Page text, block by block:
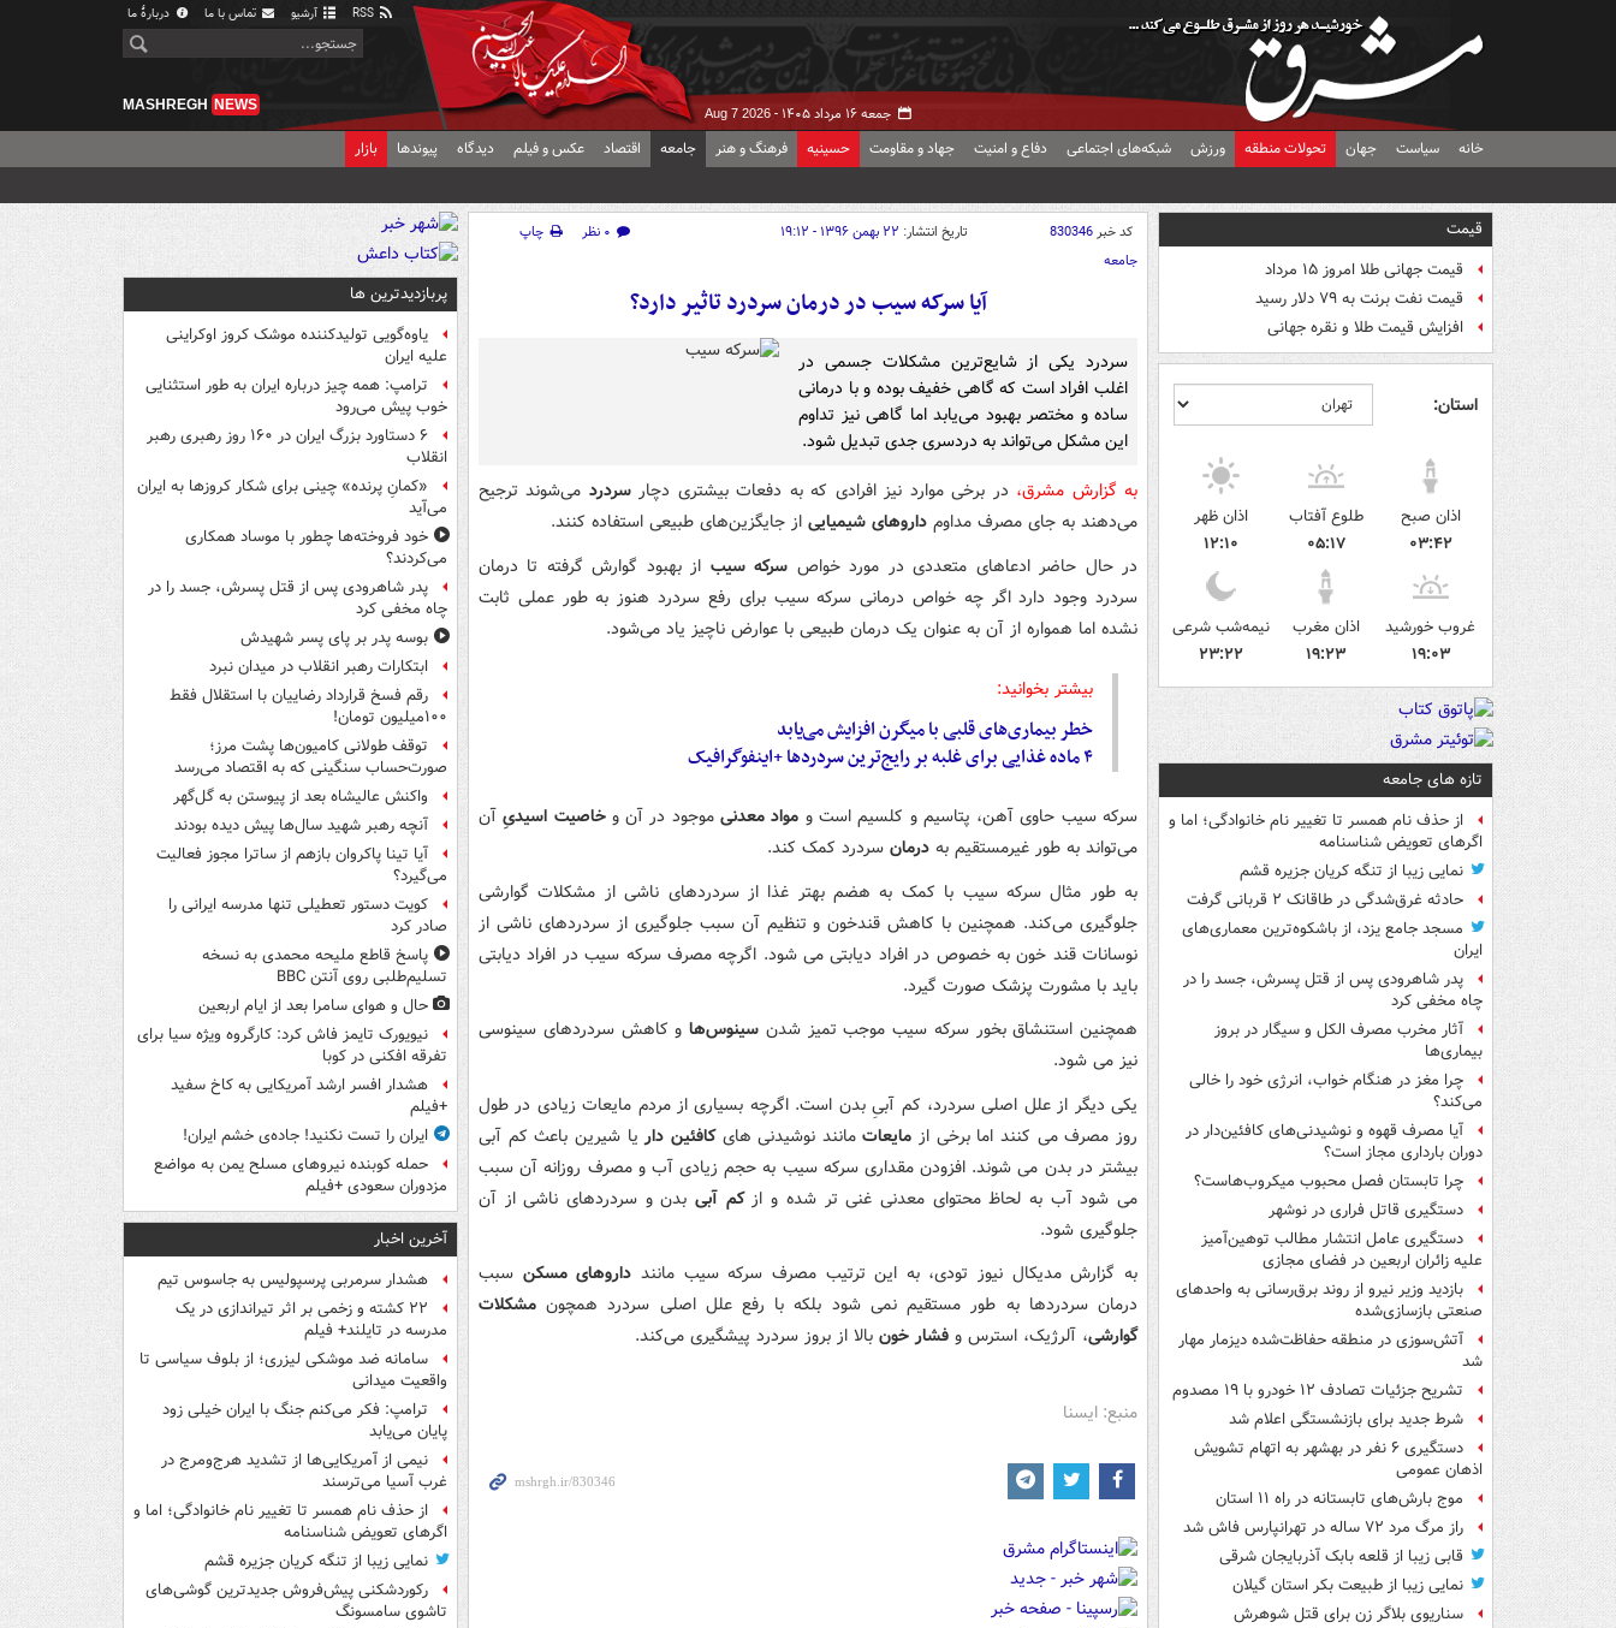
آرشیو تماس با ما دربارهٔ ما
جمعه ۱۶ مرداد ۱۴۰۵ - Aug 7 2026
MASHREGH NEWS
خانه سیاست جهان تحولات منطقه ورزش شبکه‌های اجتماعی دفاع و امنیت جهاد و مقاومت حسینیه فرهنگ و هنر جامعه اقتصاد عکس و فیلم دیدگاه پیوندها بازار
قیمت
قیمت جهانی طلا امروز ۱۵ مرداد
قیمت نفت برنت به ۷۹ دلار رسید
افزایش قیمت طلا و نقره جهانی
استان:
اذان صبح
۰۳:۴۲
طلوع آفتاب
۰۵:۱۷
اذان ظهر
۱۲:۱۰
غروب خورشید
۱۹:۰۳
اذان مغرب
۱۹:۲۳
نیمه‌شب شرعی
۲۳:۲۲
تازه های جامعه
از حذف نام همسر تا تغییر نام خانوادگی؛ اما و
اگرهای تعویض شناسنامه
نمایی زیبا از تنگه کریان جزیره قشم
حادثه غرق‌شدگی در طاقانک ۲ قربانی گرفت
مسجد جامع یزد، از باشکوه‌ترین معماری‌های
ایران
پدر شاهرودی پس از قتل پسرش، جسد را در
چاه مخفی کرد
آثار مخرب مصرف الکل و سیگار در بروز
بیماری‌ها
چرا مغز در هنگام خواب، انرژی خود را خالی
می‌کند؟
آیا مصرف قهوه و نوشیدنی‌های کافئین‌دار در
دوران بارداری مجاز است؟
چرا تابستان فصل محبوب میکروب‌هاست؟
دستگیری قاتل فراری در نوشهر
دستگیری عامل انتشار مطالب توهین‌آمیز
علیه زائران اربعین در فضای مجازی
بازدید وزیر نیرو از روند برق‌رسانی به واحدهای
صنعتی بازسازی‌شده
آتش‌سوزی در منطقه حفاظت‌شده دیزمار مهار
شد
تشریح جزئیات تصادف ۱۲ خودرو با ۱۹ مصدوم
شرط جدید برای بازنشستگی اعلام شد
دستگیری ۶ نفر در بهشهر به اتهام تشویش
اذهان عمومی
موج بارش‌های تابستانه در راه ۱۱ استان
راز مرگ مرد ۷۲ ساله در تهرانپارس فاش شد
قابی زیبا از قلعه بابک آذربایجان شرقی
نمایی زیبا از طبیعت بکر استان گیلان
سناریوی بلاگر زن برای قتل شوهرش
کد خبر830346 تاریخ انتشار: ۲۲ بهمن ۱۳۹۶ - ۱۹:۱۲ ۰ نظر
چاپ
جامعه
آیا سرکه سیب در درمان سردرد تاثیر دارد؟
سردرد یکی از شایع‌ترین مشکلات جسمی در
اغلب افراد است که گاهی خفیف بوده و با درمانی
ساده و مختصر بهبود می‌یابد اما گاهی نیز تداوم
این مشکل می‌تواند به دردسری جدی تبدیل شود.
به گزارش مشرق، در برخی موارد نیز افرادی که به دفعات بیشتری دچارسردرد می‌شوند ترجیح
می‌دهند به جای مصرف مداوم داروهای شیمیایی از جایگزین‌های طبیعی استفاده کنند.
در حال حاضر ادعاهای متعددی در مورد خواص سرکه سیب از بهبود گوارش گرفته تا درمان
سردرد وجود دارد اگر چه خواص درمانی سرکه سیب برای رفع سردرد هنوز به طور عملی ثابت
نشده اما همواره از آن به عنوان یک درمان طبیعی با عوارض ناچیز یاد می‌شود.
بیشتر بخوانید:
خطر بیماری‌های قلبی با میگرن افزایش می‌یابد
۴ ماده غذایی برای غلبه بر رایج‌ترین سردردها +اینفوگرافیک
سرکه سیب حاوی آهن، پتاسیم و کلسیم است و مواد معدنیموجود در آن وخاصیت اسیدیِآن
می‌تواند به طور غیرمستقیم به درمان سردرد کمک کند.
به طور مثال سرکه سیب با کمک به هضم بهتر غذا از سردردهای ناشی از مشکلات گوارشی
جلوگیری می‌کند. همچنین با کاهش قندخون و تنظیم آن سبب جلوگیری از سردردهای ناشی از
نوسانات قند خون به خصوص در افراد دیابتی می شود. اگرچه مصرف سرکه سیب در افراد دیابتی
باید با مشورت پزشک صورت گیرد.
همچنین استنشاق بخور سرکه سیب موجب تمیز شدن سینوس‌ها و کاهش سردردهای سینوسی
نیز می شود.
یکی دیگر از علل اصلی سردرد، کم آبیِ بدن است. اگرچه بسیاری از مردم مایعات زیادی در طول
روز مصرف می کنند اما برخی از مایعاتمانند نوشیدنی های کافئین دار یا شیرین باعث کم آبی
بیشتر در بدن می شوند. افزودن مقداری سرکه سیب به حجم زیادی آب و مصرف روزانه آن سبب
می شود آب به لحاظ محتوای معدنی غنی تر شده و از کم آبیبدن و سردردهای ناشی از آن
جلوگیری شود.
به گزارش مدیکال نیوز تودی، به این ترتیب مصرف سرکه سیب مانند داروهای مسکن سبب
درمان سردردها به طور مستقیم نمی شود بلکه با رفع علل اصلی سردرد همچون مشکلات
گوارشی، آلرژیک، استرس و فشار خون بالا از بروز سردرد پیشگیری می‌کند.
منبع: ایسنا
پربازدیدترین ها
یاوه‌گویی تولیدکننده موشک کروز اوکراینی
علیه ایران
ترامپ: همه چیز درباره ایران به طور استثنایی
خوب پیش می‌رود
۶ دستاورد بزرگ ایران در ۱۶۰ روز رهبری رهبر
انقلاب
«کمانِ پرنده» چینی برای شکار کروزها به ایران
می‌آید
خود فروخته‌ها چطور با موساد همکاری
می‌کردند؟
پدر شاهرودی پس از قتل پسرش، جسد را در
چاه مخفی کرد
بوسه‌ پدر بر پای پسر شهیدش
ابتکارات رهبر انقلاب در میدان نبرد
رقم فسخ قرارداد رضاییان با استقلال فقط
۱۰۰میلیون تومان!
توقف طولانی کامیون‌ها پشت مرز؛
صورت‌حساب سنگینی که به اقتصاد می‌رسد
واکنش عالیشاه بعد از پیوستن به گل‌گهر
آنچه رهبر شهید سال‌ها پیش دیده بودند
آیا تینا پاکروان بازهم از ساترا مجوز فعالیت
می‌گیرد؟
کویت دستور تعطیلی تنها مدرسه ایرانی را
صادر کرد
پاسخ قاطع ملیحه محمدی به نسخه
تسلیم‌طلبی روی آنتن BBC
حال و هوای سامرا بعد از ایام اربعین
نیویورک تایمز فاش کرد: کارگروه ویژه سیا برای
تفرقه افکنی در کوبا
هشدار افسر ارشد آمریکایی به کاخ سفید
+فیلم
ایران را تست نکنید! جاده‌ی خشم ایران!
حمله کوبنده نیروهای مسلح یمن به مواضع
مزدوران سعودی +فیلم
آخرین اخبار
هشدار سرمربی پرسپولیس به جاسوس تیم
۲۲ کشته و زخمی بر اثر تیراندازی در یک
مدرسه در تایلند+ فیلم
سامانه ضد موشکی لیزری؛ از بلوف سیاسی تا
واقعیت میدانی
ترامپ: فکر می‌کنم جنگ با ایران خیلی زود
پایان می‌یابد
نیمی از آمریکایی‌ها از تشدید هرج‌ومرج در
غرب آسیا می‌ترسند
از حذف نام همسر تا تغییر نام خانوادگی؛ اما و
اگرهای تعویض شناسنامه
نمایی زیبا از تنگه کریان جزیره قشم
رکوردشکنی پیش‌فروش جدیدترین گوشی‌های
تاشوی سامسونگ